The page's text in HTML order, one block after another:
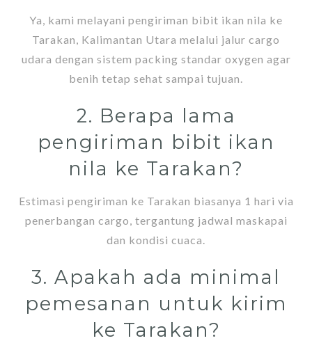
Ya, kami melayani pengiriman bibit ikan nila ke
Tarakan, Kalimantan Utara melalui jalur cargo
udara dengan sistem packing standar oxygen agar
benih tetap sehat sampai tujuan.
2. Berapa lama
pengiriman bibit ikan
nila ke Tarakan?
Estimasi pengiriman ke Tarakan biasanya 1 hari via
penerbangan cargo, tergantung jadwal maskapai
dan kondisi cuaca.
3. Apakah ada minimal
pemesanan untuk kirim
ke Tarakan?